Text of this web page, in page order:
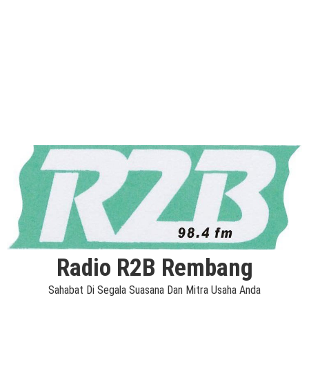
Radio R2B Rembang
Sahabat Di Segala Suasana Dan Mitra Usaha Anda